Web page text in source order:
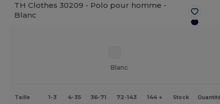
TH Clothes 30209 - Polo pour homme -
Blanc
Blanc
Taille 1-3 4-35 36-71 72-143 144 + Stock